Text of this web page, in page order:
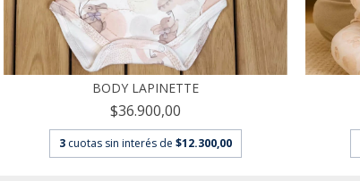
BODY LAPINETTE
$36.900,00
3 cuotas sin interés de $12.300,00